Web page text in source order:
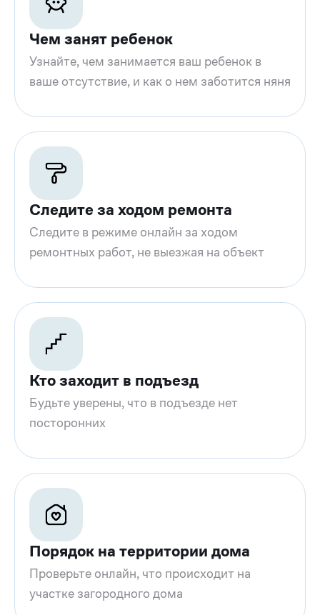
Чем занят ребенок
Узнайте, чем занимается ваш ребенок в
ваше отсутствие, и как о нем заботится няня
Следите за ходом ремонта
Следите в режиме онлайн за ходом
ремонтных работ, не выезжая на объект
Кто заходит в подъезд
Будьте уверены, что в подъезде нет
посторонних
Порядок на территории дома
Проверьте онлайн, что происходит на
участке загородного дома